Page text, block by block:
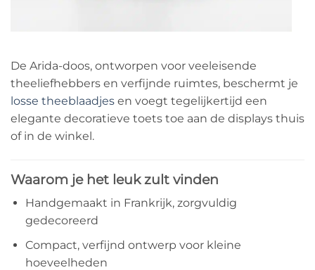
De Arida-doos, ontworpen voor veeleisende
theeliefhebbers en verfijnde ruimtes, beschermt je
losse theeblaadjes en voegt tegelijkertijd een
elegante decoratieve toets toe aan de displays thuis
of in de winkel.
Waarom je het leuk zult vinden
Handgemaakt in Frankrijk, zorgvuldig
gedecoreerd
Compact, verfijnd ontwerp voor kleine
hoeveelheden